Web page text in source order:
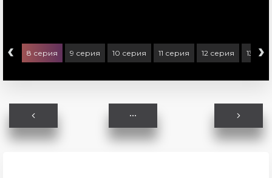
‹ 8 серия 9 серия 10 серия 11 серия 12 серия 13 ›